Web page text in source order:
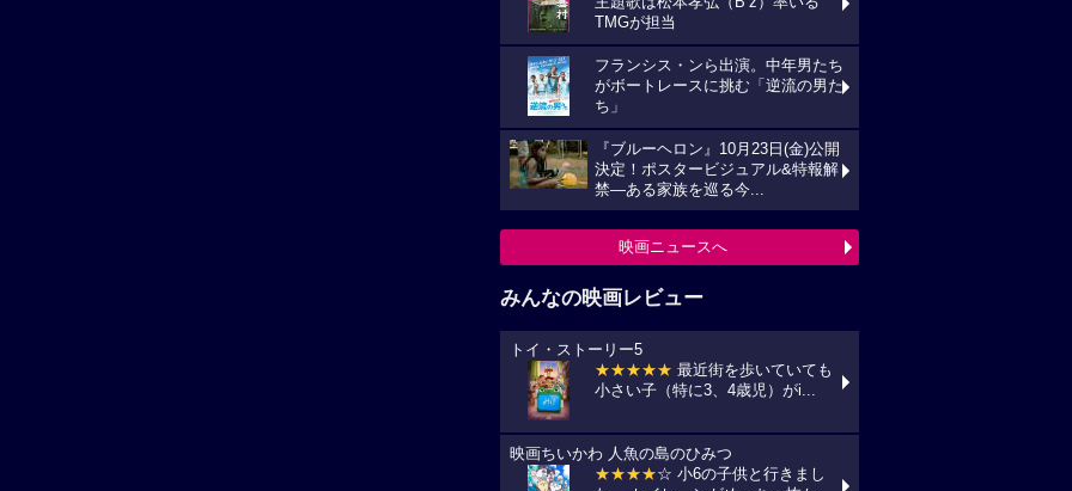
TMGが担当
フランシス・ンら出演。中年男たち
がボートレースに挑む「逆流の男た
ち」
『ブルーヘロン』10月23日(金)公開
決定！ポスタービジュアル&特報解
禁―ある家族を巡る今...
映画ニュースへ
みんなの映画レビュー
トイ・ストーリー5
★★★★★ 最近街を歩いていても
小さい子（特に3、4歳児）がi...
映画ちいかわ 人魚の島のひみつ
★★★★☆ 小6の子供と行きまし